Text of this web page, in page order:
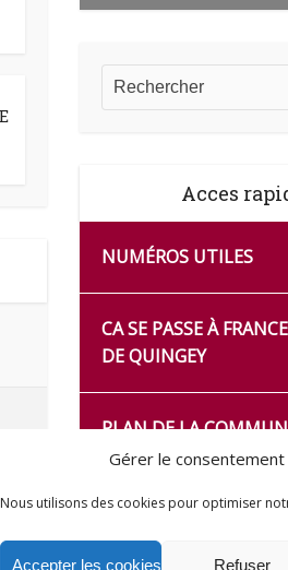
Gérer le consentement
Nous utilisons des cookies pour optimiser
Accepter les cookies Refuser
Acces
NUMÉROS UTILES
CA SE PASSE À
DE QUINGEY
PLAN DE LA